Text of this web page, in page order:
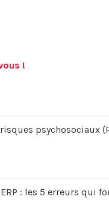
!
psychosociaux
: les 5 erreurs qui